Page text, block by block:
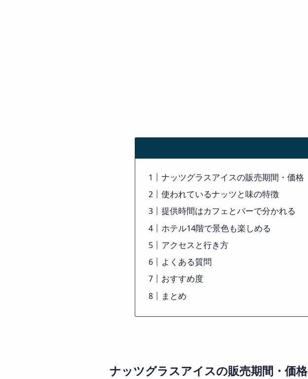
ナッツグラスアイスの販売期間・価格
使われているナッツと味の特徴
提供時間はカフェとバーで分かれる
ホテル14階で景色も楽しめる
アクセスと行き方
よくある質問
おすすめ度
まとめ
ナッツグラスアイスの販売期間・価格